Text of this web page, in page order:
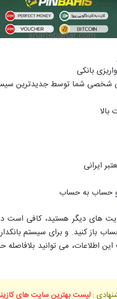
های دیگر هستید، کافی است
باز کنید. و برای سیستم
اطلاعات، می توانید بلافاصله
:لیست بهترین سایت های